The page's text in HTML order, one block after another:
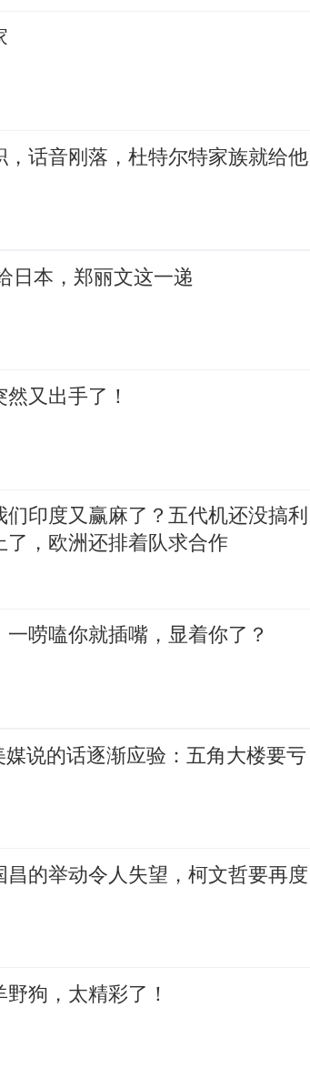
话音刚落，杜特尔特家族就给他
日本，郑丽文这一递
又出手了！
们印度又赢麻了？五代机还没搞利
，欧洲还排着队求合作
唠嗑你就插嘴，显着你了？
媒说的话逐渐应验：五角大楼要亏
的举动令人失望，柯文哲要再度
狗，太精彩了！